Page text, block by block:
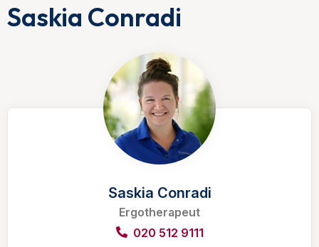
Saskia Conradi
Saskia Conradi
Ergotherapeut
020 512 9111